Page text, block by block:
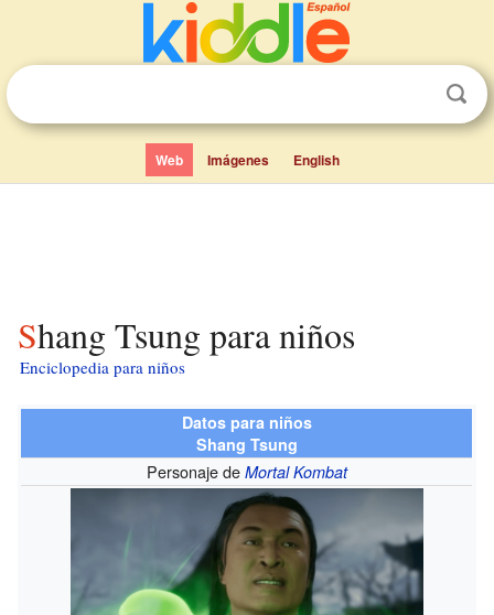
Web Imágenes English
Shang Tsung para niños
Enciclopedia para niños
Datos para niños
Shang Tsung
Personaje de Mortal Kombat